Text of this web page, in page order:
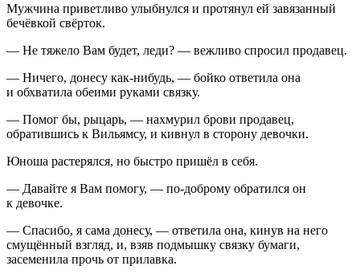
Мужчина приветливо улыбнулся и протянул ей завязанный
бечёвкой свёрток.
— Не тяжело Вам будет, леди? — вежливо спросил продавец.
— Ничего, донесу как-нибудь, — бойко ответила она
и обхватила обеими руками связку.
— Помог бы, рыцарь, — нахмурил брови продавец,
обратившись к Вильямсу, и кивнул в сторону девочки.
Юноша растерялся, но быстро пришёл в себя.
— Давайте я Вам помогу, — по-доброму обратился он
к девочке.
— Спасибо, я сама донесу, — ответила она, кинув на него
смущённый взгляд, и, взяв подмышку связку бумаги,
засеменила прочь от прилавка.